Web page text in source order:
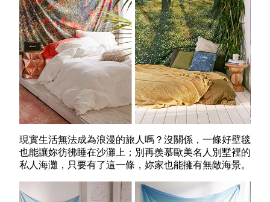
現實生活無法成為浪漫的旅人嗎？沒關係，一條好壁毯
也能讓妳彷彿睡在沙灘上；別再羨慕歐美名人別墅裡的
私人海灘，只要有了這一條，妳家也能擁有無敵海景。